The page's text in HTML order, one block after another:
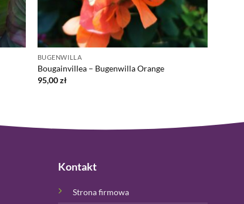
BUGENWILLA
Bougainvillea – Bugenwilla Orange
95,00zł
Kontakt
Strona firmowa